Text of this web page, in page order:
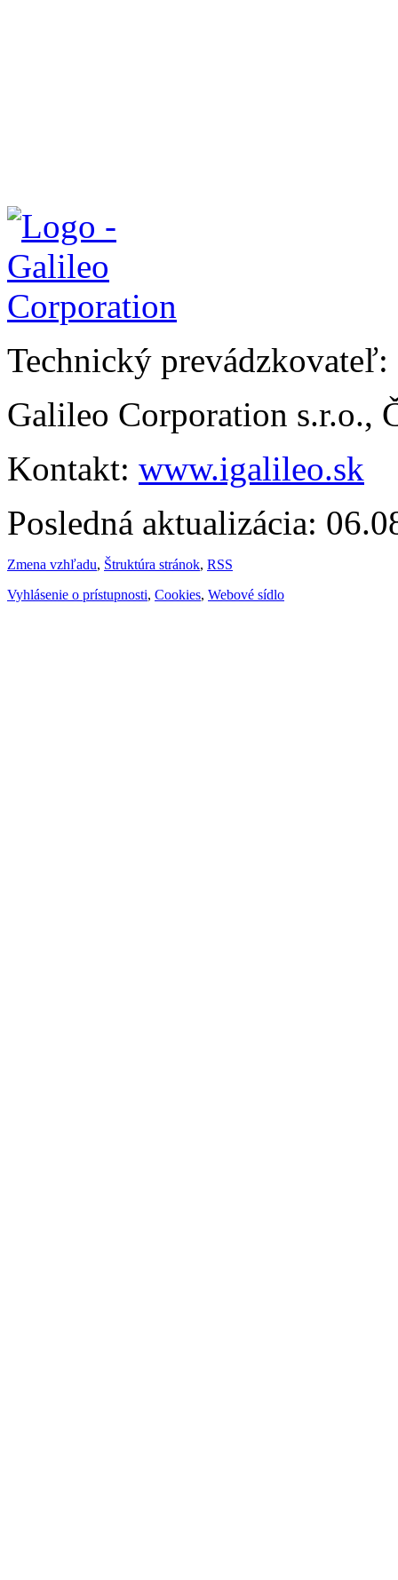
Technický prevádzkovateľ:
Galileo Corporation s.r.o.,
Kontakt: www.igalileo.sk
Posledná aktualizácia:
Zmena vzhľadu, Štruktúra stránok, RSS
Vyhlásenie o prístupnosti, Cookies, Webové sídlo